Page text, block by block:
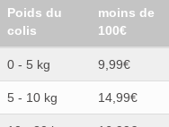
Poids du
colis
moins de
100€
0 - 5 kg 9,99€
5 - 10 kg 14,99€